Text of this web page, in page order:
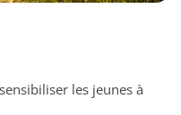
les jeunes à